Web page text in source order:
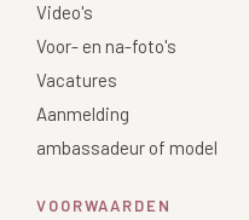
Video's
Voor- en na-foto's
Vacatures
Aanmelding
ambassadeur of model
VOORWAARDEN